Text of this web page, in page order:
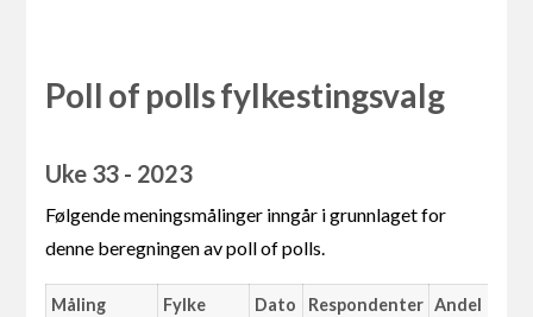
Poll of polls fylkestingsvalg
Uke 33 - 2023
Følgende meningsmålinger inngår i grunnlaget for
denne beregningen av poll of polls.
Måling Fylke Dato Respondenter Andel